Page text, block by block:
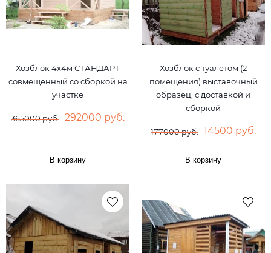
Хозблок 4х4м СТАНДАРТ
совмещенный со сборкой на
участке
365000 руб. 292000 руб.
В корзину
Хозблок с туалетом (2
помещения) выставочный
образец, с доставкой и
сборкой
177000 руб. 14500 руб.
В корзину